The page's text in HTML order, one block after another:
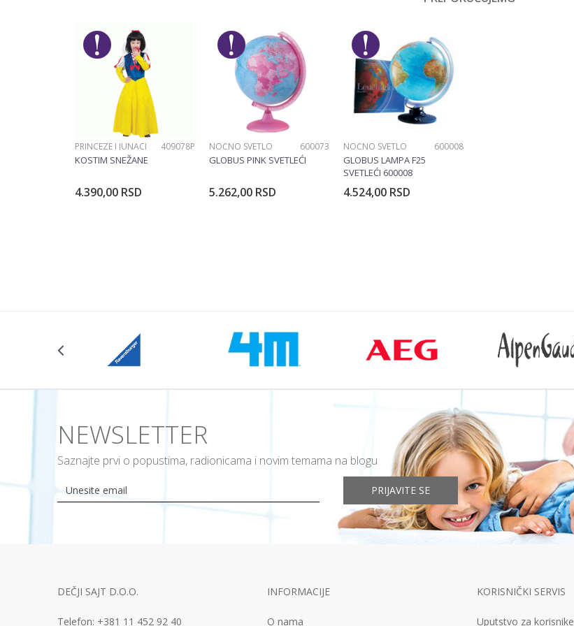
POŠALJI
PRINCEZE I JUNACI 409078P
KOSTIM SNEŽANE
4.390,00 RSD
NOĆNO SVETLO 600073
GLOBUS PINK SVETLEĆI
5.262,00 RSD
NOĆNO SVETLO 600008
GLOBUS LAMPA F25
SVETLEĆI 600008
4.524,00 RSD
NEWSLETTER
Saznajte prvi o popustima, radionicama i novim temama na blogu
PRIJAVITE SE
DEČJI SAJT D.O.O.
Telefon: +381 11 452 92 40
INFORMACIJE
O nama
KORISNIČKI SERVIS
Uputstvo za korisnike